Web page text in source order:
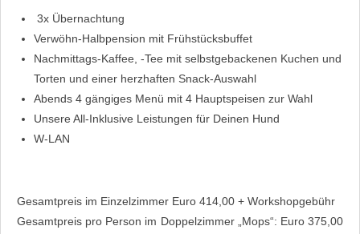
3x Übernachtung
Verwöhn-Halbpension mit Frühstücksbuffet
Nachmittags-Kaffee, -Tee mit selbstgebackenen Kuchen und
Torten und einer herzhaften Snack-Auswahl
Abends 4 gängiges Menü mit 4 Hauptspeisen zur Wahl
Unsere All-Inklusive Leistungen für Deinen Hund
W-LAN
Gesamtpreis im Einzelzimmer Euro 414,00 + Workshopgebühr
Gesamtpreis pro Person im Doppelzimmer „Mops“: Euro 375,00